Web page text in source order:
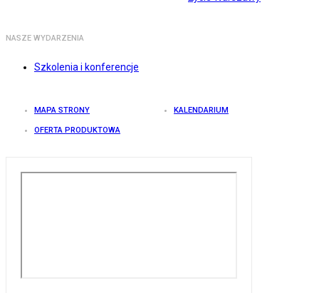
NASZE WYDARZENIA
Szkolenia i konferencje
MAPA STRONY KALENDARIUM
OFERTA PRODUKTOWA